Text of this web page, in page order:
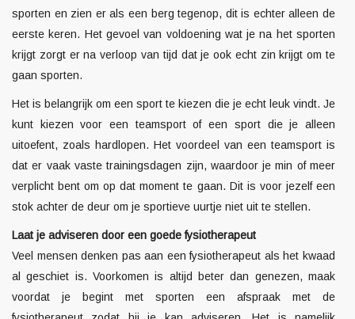
sporten en zien er als een berg tegenop, dit is echter alleen de
eerste keren. Het gevoel van voldoening wat je na het sporten
krijgt zorgt er na verloop van tijd dat je ook echt zin krijgt om te
gaan sporten.
Het is belangrijk om een sport te kiezen die je echt leuk vindt. Je
kunt kiezen voor een teamsport of een sport die je alleen
uitoefent, zoals hardlopen. Het voordeel van een teamsport is
dat er vaak vaste trainingsdagen zijn, waardoor je min of meer
verplicht bent om op dat moment te gaan. Dit is voor jezelf een
stok achter de deur om je sportieve uurtje niet uit te stellen.
Laat je adviseren door een goede fysiotherapeut
Veel mensen denken pas aan eenfysiotherapeut als het kwaad
al geschiet is. Voorkomen is altijd beter dan genezen, maak
voordat je begint met sporten een afspraak met de